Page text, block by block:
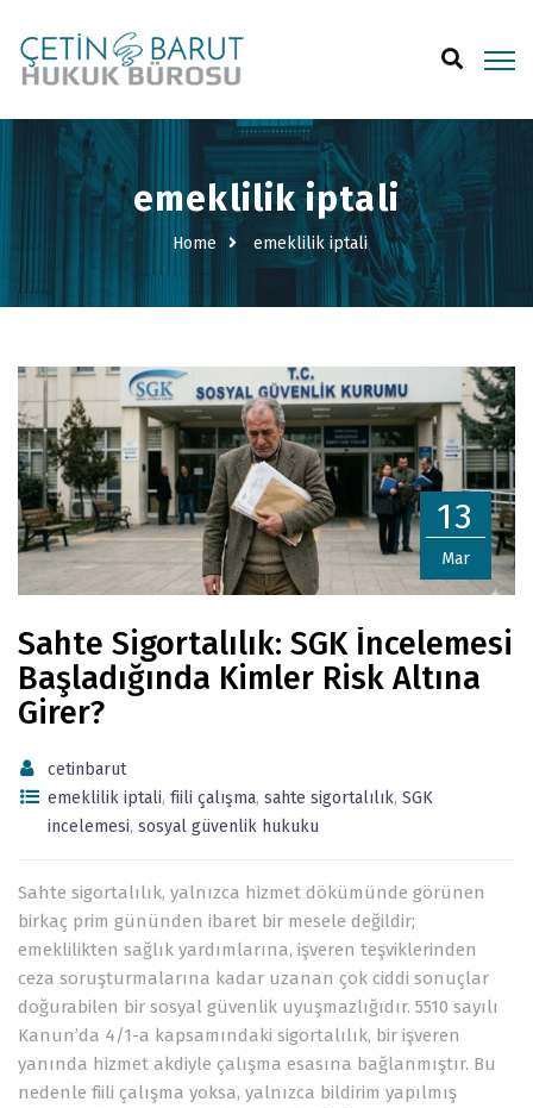
emeklilik iptali
Home emeklilik iptali
13
Mar
Sahte Sigortalılık: SGK İncelemesi
Başladığında Kimler Risk Altına
Girer?
cetinbarut
emeklilik iptali, fiili çalışma, sahte sigortalılık, SGK
incelemesi, sosyal güvenlik hukuku
Sahte sigortalılık, yalnızca hizmet dökümünde görünen
birkaç prim gününden ibaret bir mesele değildir;
emeklilikten sağlık yardımlarına, işveren teşviklerinden
ceza soruşturmalarına kadar uzanan çok ciddi sonuçlar
doğurabilen bir sosyal güvenlik uyuşmazlığıdır. 5510 sayılı
Kanun’da 4/1-a kapsamındaki sigortalılık, bir işveren
yanında hizmet akdiyle çalışma esasına bağlanmıştır. Bu
nedenle fiili çalışma yoksa, yalnızca bildirim yapılmış